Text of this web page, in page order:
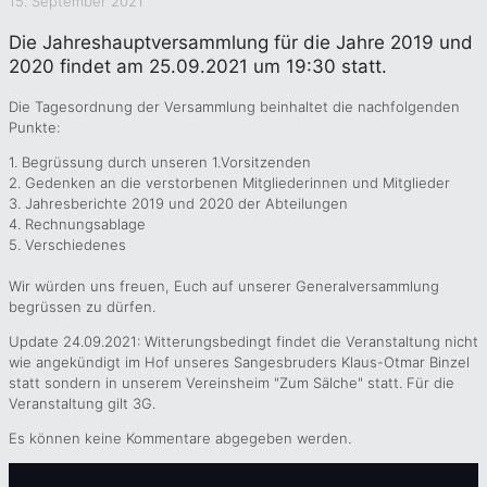
Die Jahreshauptversammlung für die Jahre 2019 und
2020 findet am 25.09.2021 um 19:30 statt.
Die Tagesordnung der Versammlung beinhaltet die nachfolgenden
Punkte:
1. Begrüssung durch unseren 1.Vorsitzenden
2. Gedenken an die verstorbenen Mitgliederinnen und Mitglieder
3. Jahresberichte 2019 und 2020 der Abteilungen
4. Rechnungsablage
5. Verschiedenes
Wir würden uns freuen, Euch auf unserer Generalversammlung
begrüssen zu dürfen.
Update 24.09.2021: Witterungsbedingt findet die Veranstaltung nicht
wie angekündigt im Hof unseres Sangesbruders Klaus-Otmar Binzel
statt sondern in unserem Vereinsheim "Zum Sälche" statt. Für die
Veranstaltung gilt 3G.
Es können keine Kommentare abgegeben werden.